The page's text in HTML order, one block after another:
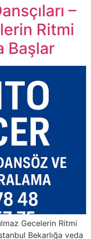
–
Ritmi
Başlar
Gecelerin Ritmi
Bekarlığa veda